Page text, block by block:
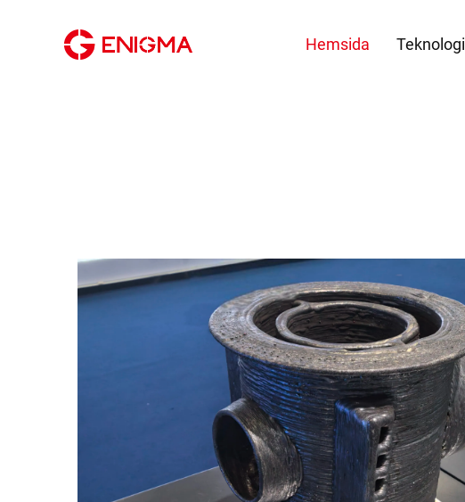
Hemsida Teknologi